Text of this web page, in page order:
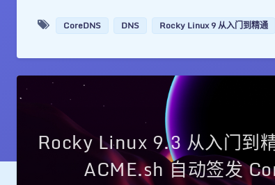
CoreDNS DNS Rocky Linux 9 从入门到精通
Rocky Linux 9.3 从入门到
ACME.sh 自动签发